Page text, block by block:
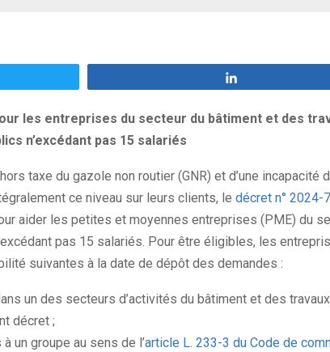
les entreprises du secteur du bâtiment et des
n’excédant pas 15 salariés
taxe du gazole non routier (GNR) et d’une incapacité
ce niveau sur leurs clients, le décret n° 2024-
aider les petites et moyennes entreprises (PME) du
pas 15 salariés. Pour être éligibles, les
suivantes à la date de dépôt des demandes :
un des secteurs d’activités du bâtiment et des
décret ;
un groupe au sens de l’article L. 233-3 du Code de